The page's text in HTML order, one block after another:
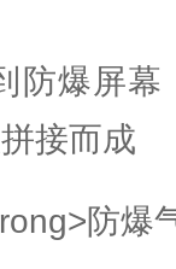
爆屏幕
接而成